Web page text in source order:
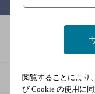
商品TOP
知る・楽しむ
閲覧することにより、
び Cookie の使用に